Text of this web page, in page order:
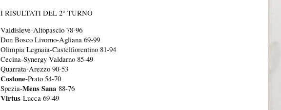
I RISULTATI DEL 2° TURNO
Valdisieve-Altopascio 78-96
Don Bosco Livorno-Agliana 69-99
Olimpia Legnaia-Castelfiorentino 81-94
Cecina-Synergy Valdarno 85-49
Quarrata-Arezzo 90-53
Costone-Prato 54-70
Spezia-Mens Sana 88-76
Virtus-Lucca 69-49